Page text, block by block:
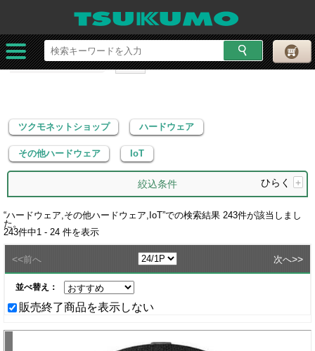
ツクモネットショップ
ハードウェア
その他ハードウェア
IoT
ツクモネットショップ ハードウェア
その他ハードウェア IoT
絞込条件 ひらく +
“ハードウェア,その他ハードウェア,IoT”での検索結果 243件が該当しまし
た。
243件中1 - 24 件を表示
<<前へ 次へ>>
並べ替え：
販売終了商品を表示しない